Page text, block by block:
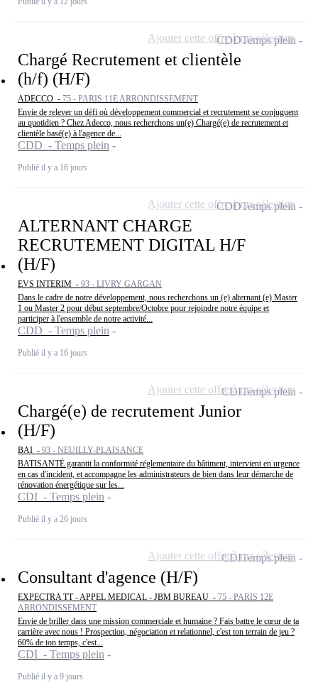
Chargé Recrutement et clientèle
(h/f) (H/F)
ADECCO - 75 - PARIS 11E ARRONDISSEMENT
Envie de relever un défi où développement commercial et recrutement se conjuguent
au quotidien ? Chez Adecco, nous recherchons un(e) Chargé(e) de recrutement et
clientèle basé(e) à l'agence de...
CDD - Temps plein
Publié il y a 16 jours
CDDTemps plein
Ajouter cette offre à ma sélection
ALTERNANT CHARGE
RECRUTEMENT DIGITAL H/F
(H/F)
EVS INTERIM - 93 - LIVRY GARGAN
Dans le cadre de notre développement, nous recherchons un (e) alternant (e) Master
1 ou Master 2 pour début septembre/Octobre pour rejoindre notre équipe et
participer à l'ensemble de notre activité...
CDD - Temps plein
Publié il y a 16 jours
CDDTemps plein
Ajouter cette offre à ma sélection
Chargé(e) de recrutement Junior
(H/F)
BAI - 93 - NEUILLY-PLAISANCE
BATISANTÉ garantit la conformité réglementaire du bâtiment, intervient en urgence
en cas d'incident, et accompagne les administrateurs de bien dans leur démarche de
rénovation énergétique sur les...
CDI - Temps plein
Publié il y a 26 jours
CDITemps plein
Ajouter cette offre à ma sélection
Consultant d'agence (H/F)
EXPECTRA TT - APPEL MEDICAL - JBM BUREAU - 75 - PARIS 12E
ARRONDISSEMENT
Envie de briller dans une mission commerciale et humaine ? Fais battre le cœur de ta
carrière avec nous ! Prospection, négociation et relationnel, c'est ton terrain de jeu ?
60% de ton temps, c'est...
CDI - Temps plein
Publié il y a 9 jours
CDITemps plein
Ajouter cette offre à ma sélection